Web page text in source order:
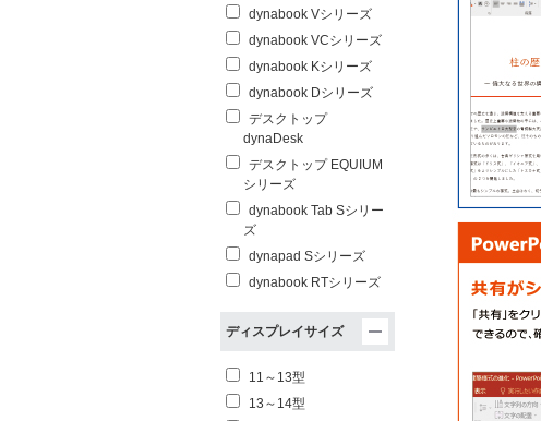
dynabook Vシリーズ
dynabook VCシリーズ
dynabook Kシリーズ
dynabook Dシリーズ
デスクトップ
dynaDesk
デスクトップ EQUIUM
シリーズ
dynabook Tab Sシリー
ズ
dynapad Sシリーズ
dynabook RTシリーズ
ディスプレイサイズ
11～13型
13～14型